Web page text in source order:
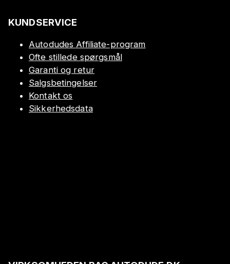
KUNDSERVICE
Autodudes Affiliate-program
Ofte stillede spørgsmål
Garanti og retur
Salgsbetingelser
Kontakt os
Sikkerhedsdata